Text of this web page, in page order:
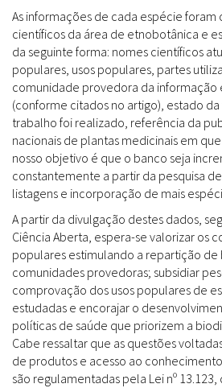
As informações de cada espécie foram
científicos da área de etnobotânica e
da seguinte forma: nomes científicos
populares, usos populares, partes
comunidade provedora da informação
(conforme citados no artigo), estado
trabalho foi realizado, referência da
nacionais de plantas medicinais em
nosso objetivo é que o banco seja
constantemente a partir da pesquisa
listagens e incorporação de mais
A partir da divulgação destes dados,
Ciência Aberta, espera-se valorizar os
populares estimulando a repartição de
comunidades provedoras; subsidiar
comprovação dos usos populares de
estudadas e encorajar o
políticas de saúde que priorizem a
Cabe ressaltar que as questões
de produtos e acesso ao
são regulamentadas pela Lei nº 13.123,